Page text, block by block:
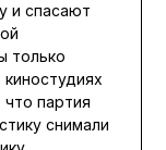
и спасают
только
партия
снимали